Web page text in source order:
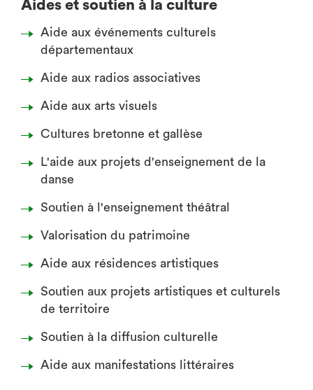
Aides et soutien à la culture
Aide aux événements culturels
départementaux
Aide aux radios associatives
Aide aux arts visuels
Cultures bretonne et gallèse
L'aide aux projets d'enseignement de la
danse
Soutien à l'enseignement théâtral
Valorisation du patrimoine
Aide aux résidences artistiques
Soutien aux projets artistiques et culturels
de territoire
Soutien à la diffusion culturelle
Aide aux manifestations littéraires